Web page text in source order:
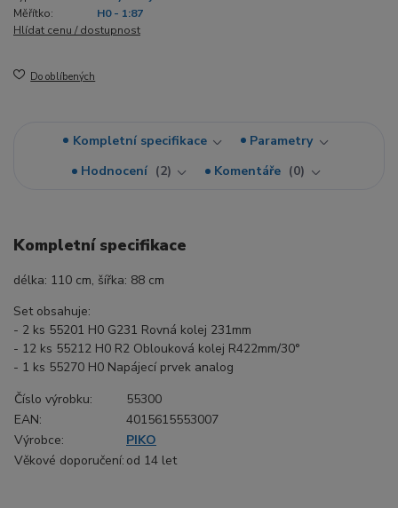
Měřítko:
H0 - 1:87
Hlídat cenu / dostupnost
Do oblíbených
Kompletní specifikace
Parametry
Hodnocení
2 Komentáře 0
Kompletní specifikace
délka: 110 cm, šířka: 88 cm
Set obsahuje:
- 2 ks 55201 H0 G231 Rovná kolej 231mm
- 12 ks 55212 H0 R2 Oblouková kolej R422mm/30°
- 1 ks 55270 H0 Napájecí prvek analog
Číslo výrobku:
55300
EAN:
4015615553007
Výrobce:
PIKO
Věkové doporučení: od 14 let